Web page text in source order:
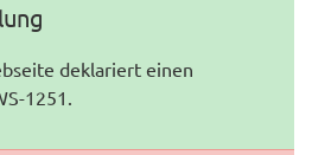
deklariert einen
1251.